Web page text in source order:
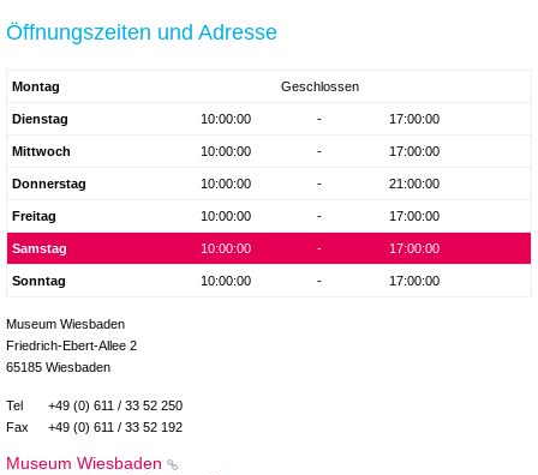
Öffnungszeiten und Adresse
Montag Geschlossen
Dienstag 10:00:00 - 17:00:00
Mittwoch 10:00:00 - 17:00:00
Donnerstag 10:00:00 - 21:00:00
Freitag 10:00:00 - 17:00:00
Samstag 10:00:00 - 17:00:00
Sonntag 10:00:00 - 17:00:00
Museum Wiesbaden
Friedrich-Ebert-Allee 2
65185 Wiesbaden
Tel
+49 (0) 611 / 33 52 250
Fax
+49 (0) 611 / 33 52 192
Museum Wiesbaden